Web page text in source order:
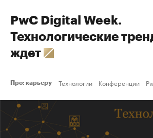
PwC Digital Week.
Технологические
ждет
Про: карьеру Технологии Конференции